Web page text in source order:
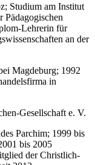
Studium am Institut
Lehrerin für
an der
Magdeburg; 1992
in
Gesellschaft e. V.
Parchim; 1999 bis
bis 2005
der Christlich-